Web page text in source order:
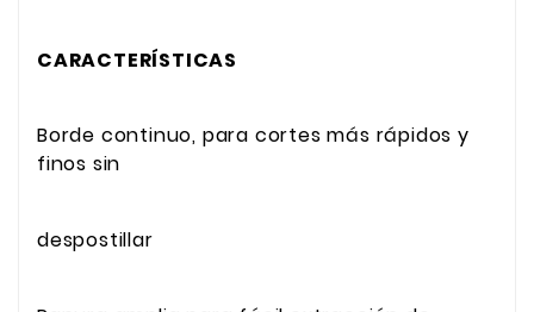
CARACTERÍSTICAS
Borde continuo, para cortes más rápidos y
finos sin
despostillar